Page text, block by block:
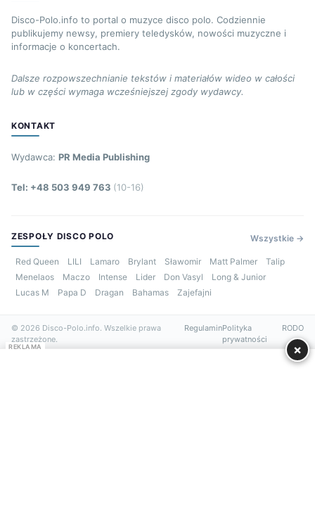
Disco-Polo.info to portal o muzyce disco polo. Codziennie
publikujemy newsy, premiery teledysków, nowości muzyczne i
informacje o koncertach.
Dalsze rozpowszechnianie tekstów i materiałów wideo w całości
lub w części wymaga wcześniejszej zgody wydawcy.
KONTAKT
Wydawca: PR Media Publishing
Tel: +48 503 949 763 (10-16)
ZESPOŁY DISCO POLO Wszystkie →
Red Queen LILI Lamaro Brylant Sławomir Matt Palmer
Talip
Menelaos
Maczo Intense Lider Don Vasyl
Long & Junior
Lucas M
Papa D Dragan Bahamas Zajefajni
© 2026 Disco-Polo.info. Wszelkie prawa
zastrzeżone.
RegulaminPolityka
prywatności
RODO
REKLAMA ×